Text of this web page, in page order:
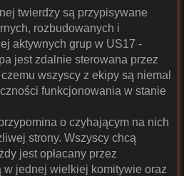
twierdzy są przypisywane
rozbudowanych i
aktywnych grup w US17 -
jest zdalnie sterowana przez
wszyscy z ekipy są niemal
funkcjonowania w stanie
o czyhającym na nich
strony. Wszyscy chcą
jest opłacany przez
w jednej wielkiej komitywie oraz